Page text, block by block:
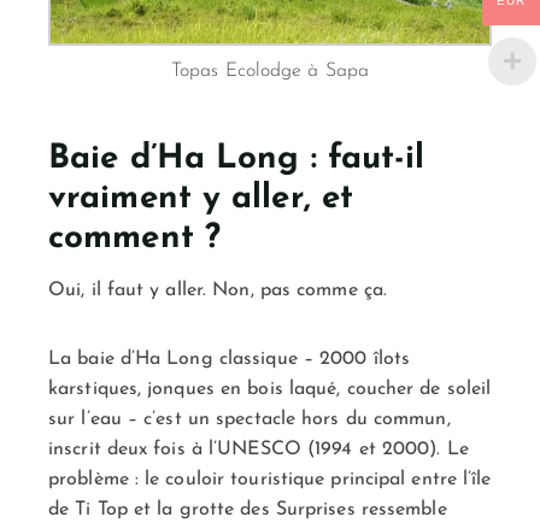
Topas Ecolodge à Sapa
Baie d’Ha Long : faut-il
vraiment y aller, et
comment ?
Oui, il faut y aller. Non, pas comme ça.
La baie d’Ha Long classique – 2000 îlots
karstiques, jonques en bois laqué, coucher de soleil
sur l’eau – c’est un spectacle hors du commun,
inscrit deux fois à l’UNESCO (1994 et 2000). Le
problème : le couloir touristique principal entre l’île
de Ti Top et la grotte des Surprises ressemble